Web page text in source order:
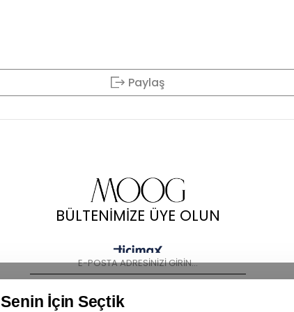
Paylaş
BÜLTENİMİZE ÜYE OLUN
KAYIT OL
Senin İçin Seçtik